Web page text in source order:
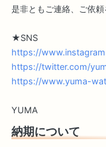
是非ともご連絡、ご依
★SNS
https://
https://twitter.com/
https://www.yuma-
YUMA
納期について